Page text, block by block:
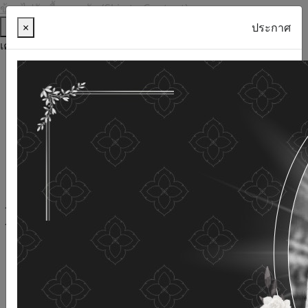
ข้ามไปยังเนื้อหาหลัก (Skip to Content)
ช่วยเหลือ
เครื่องมือการเข้าถึง
ภาษาไทย
ภาษาอังกฤษ
เพิ่มขนาดตัวอักษร
ลดขนาดตัวอักษร
ขนาดตัวอักษรปกติ
ความคมชัดสูง
ความคมชัดเชิงลบ
ความคมชัดปกติ
เปิดอ่านด้วยเสียง
ปิดอ่านด้วยเสียง
ผังเว็บไซต์
เว็บไซต์นี้ใช้คุกกี้ (Cookies)
กรมกิจการผู้สูงอายุ
ให้ความสำคัญต่อข้อมูลส่วนบุคคลของ
ท่าน เพื่อการพัฒนาและปรับปรุงเว็บไซต์ หากท่านใช้บริการ
× ประกาศ